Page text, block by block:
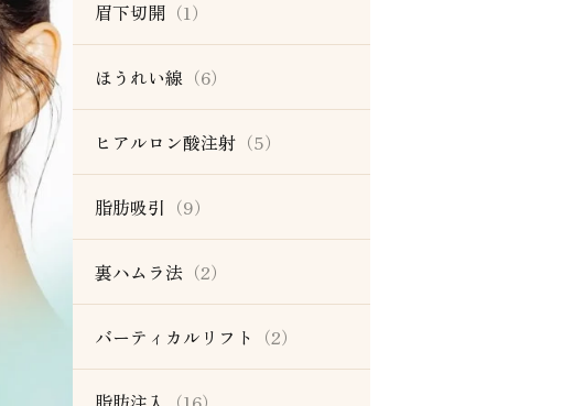
眉下切開 （1）
ほうれい線 （6）
ヒアルロン酸注射 （5）
脂肪吸引 （9）
裏ハムラ法 （2）
バーティカルリフト （2）